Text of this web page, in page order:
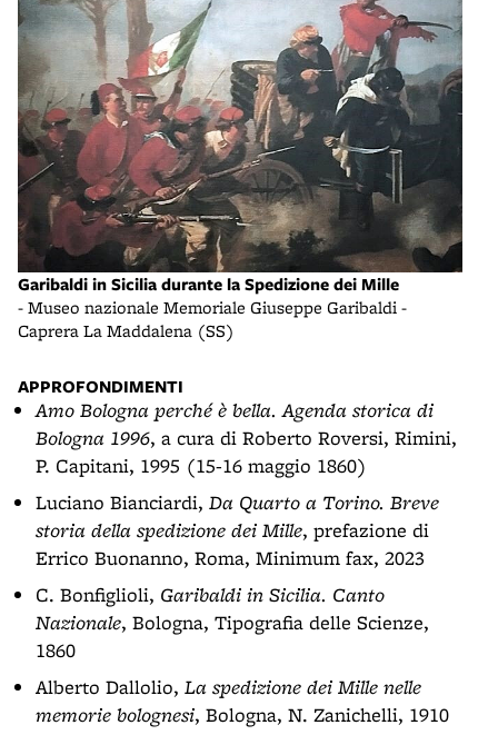
Garibaldi in Sicilia durante la Spedizione dei Mille
- Museo nazionale Memoriale Giuseppe Garibaldi -
Caprera La Maddalena (SS)
APPROFONDIMENTI
Amo Bologna perché è bella. Agenda storica di
Bologna 1996, a cura di Roberto Roversi, Rimini,
P. Capitani, 1995 (15-16 maggio 1860)
Luciano Bianciardi, Da Quarto a Torino. Breve
storia della spedizione dei Mille, prefazione di
Errico Buonanno, Roma, Minimum fax, 2023
C. Bonfiglioli, Garibaldi in Sicilia. Canto
Nazionale, Bologna, Tipografia delle Scienze,
1860
Alberto Dallolio, La spedizione dei Mille nelle
memorie bolognesi, Bologna, N. Zanichelli, 1910